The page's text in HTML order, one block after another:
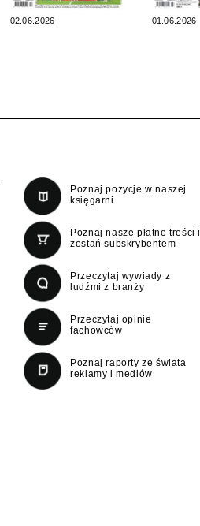
02.06.2026 01.06.2026
Poznaj pozycje w naszej
księgarni
Poznaj nasze płatne treści i
zostań subskrybentem
Przeczytaj wywiady z
ludźmi z branży
Przeczytaj opinie
fachowców
Poznaj raporty ze świata
reklamy i mediów